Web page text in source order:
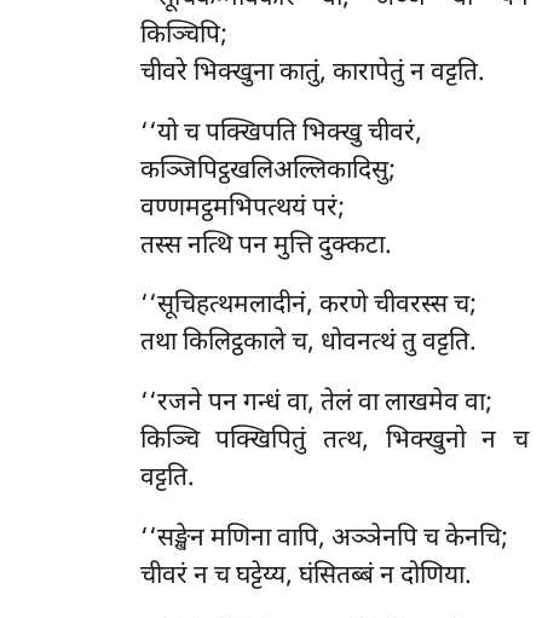
किञ्चिपि;
चीवरे भिक्खुना कातुं, कारापेतुं न वट्टति.
‘‘यो च पक्खिपति भिक्खु चीवरं,
कञ्जिपिट्ठखलिअल्लिकादिसु;
वण्णमट्ठमभिपत्थयं परं;
तस्स नत्थि पन मुत्ति दुक्कटा.
‘‘सूचिहत्थमलादीनं, करणे चीवरस्स च;
तथा किलिट्ठकाले च, धोवनत्थं तु वट्टति.
‘‘रजने पन गन्धं वा, तेलं वा लाखमेव वा;
किञ्चि पक्खिपितुं तत्थ, भिक्खुनो न च
वट्टति.
‘‘सङ्खेन मणिना वापि, अञ्ञेनपि च केनचि;
चीवरं न च घट्टेय्य, घंसितब्बं न दोणिया.